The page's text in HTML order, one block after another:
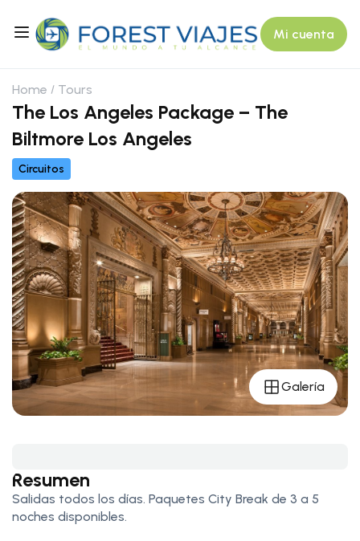
Mi cuenta
Home Tours
The Los Angeles Package – The
Biltmore Los Angeles
Circuitos
Galería
Resumen
Salidas todos los días. Paquetes City Break de 3 a 5
noches disponibles.